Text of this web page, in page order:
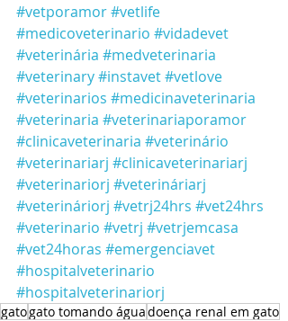
#vetporamor#vetlife
#medicoveterinario #vidadevet
#veterinária #medveterinaria
#veterinary#instavet#vetlove
#veterinarios #medicinaveterinaria
#veterinaria #veterinariaporamor
#clinicaveterinaria #veterinário
#veterinariarj #clinicaveterinariarj
#veterinariorj #veterináriarj
#veterináriorj #vetrj24hrs #vet24hrs
#veterinario #vetrj #vetrjemcasa
#vet24horas #emergenciavet
#hospitalveterinario
#hospitalveterinariorj
gatogato tomando águadoença renal em gato